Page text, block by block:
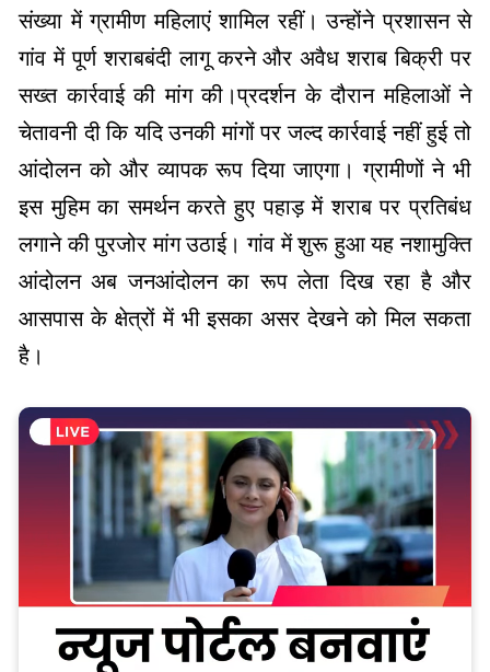
संख्या में ग्रामीण महिलाएं शामिल रहीं। उन्होंने प्रशासन से
गांव में पूर्ण शराबबंदी लागू करने और अवैध शराब बिक्री पर
सख्त कार्रवाई की मांग की।प्रदर्शन के दौरान महिलाओं ने
चेतावनी दी कि यदि उनकी मांगों पर जल्द कार्रवाई नहीं हुई तो
आंदोलन को और व्यापक रूप दिया जाएगा। ग्रामीणों ने भी
इस मुहिम का समर्थन करते हुए पहाड़ में शराब पर प्रतिबंध
लगाने की पुरजोर मांग उठाई। गांव में शुरू हुआ यह नशामुक्ति
आंदोलन अब जनआंदोलन का रूप लेता दिख रहा है और
आसपास के क्षेत्रों में भी इसका असर देखने को मिल सकता
है।